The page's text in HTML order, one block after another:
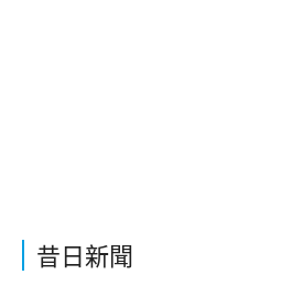
昔日新聞